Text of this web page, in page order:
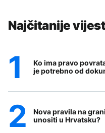
Najčitanije
Ko ima pravo
je potrebno od
Nova pravila na
unositi u Hrvatsku?